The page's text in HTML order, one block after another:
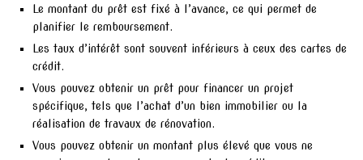
Le montant du prêt est fixé à l’avance, ce qui permet de
planifier le remboursement.
Les taux d’intérêt sont souvent inférieurs à ceux des cartes de
crédit.
Vous pouvez obtenir un prêt pour financer un projet
spécifique, tels que l’achat d’un bien immobilier ou la
réalisation de travaux de rénovation.
Vous pouvez obtenir un montant plus élevé que vous ne